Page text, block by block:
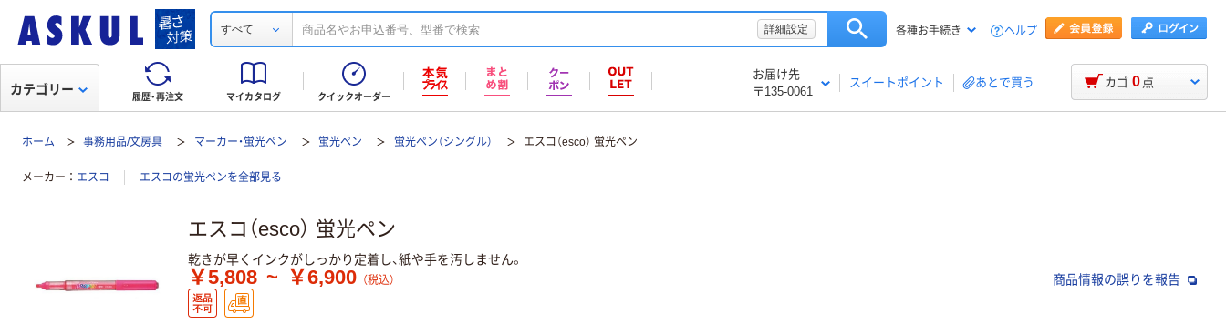
すべて 詳細設定 各種お手続き ヘルプ
履歴・再注文 マイカタログ クイックオーダー
お届け先
〒135-0061
スイートポイント あとで買う
カテゴリー カゴ 0 点
ホーム 事務用品/文房具 マーカー・蛍光ペン 蛍光ペン 蛍光ペン（シングル） エスコ（esco） 蛍光ペン
メーカー エスコ エスコの蛍光ペンを全部見る
エスコ（esco） 蛍光ペン
乾きが早くインクがしっかり定着し、紙や手を汚しません。
￥5,808 ~ ￥6,900 （税込） 商品情報の誤りを報告